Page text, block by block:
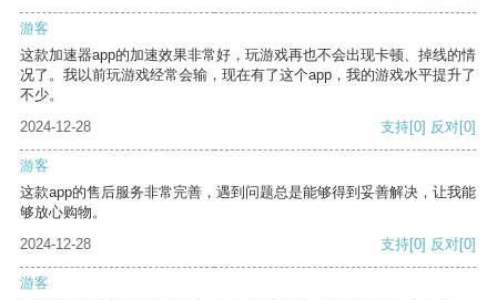
游客
这款加速器app的加速效果非常好，玩游戏再也不会出现卡顿、掉线的情
况了。我以前玩游戏经常会输，现在有了这个app，我的游戏水平提升了
不少。
2024-12-28
支持[0] 反对[0]
游客
这款app的售后服务非常完善，遇到问题总是能够得到妥善解决，让我能
够放心购物。
2024-12-28
支持[0] 反对[0]
游客